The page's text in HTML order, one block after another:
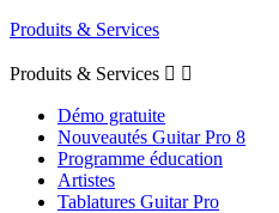
Produits & Services
Produits & Services  
Démo gratuite
Nouveautés Guitar Pro 8
Programme éducation
Artistes
Tablatures Guitar Pro